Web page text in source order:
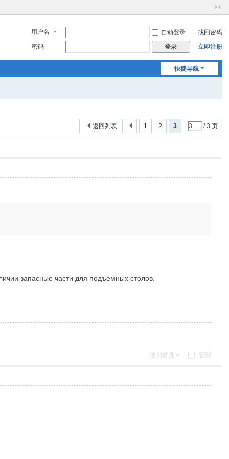
切
到
窄
用户名 自动登录
找回密码
密码
登录 立即注册
快捷导航
1 2 3 / 3 页
返回列表
запасные части для подъемных столов.
管理
使用道具